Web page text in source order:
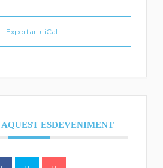
Exportar + iCal
ESDEVENIMENT